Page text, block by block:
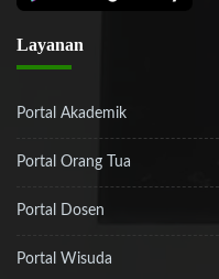
Layanan
Portal Akademik
Portal Orang Tua
Portal Dosen
Portal Wisuda